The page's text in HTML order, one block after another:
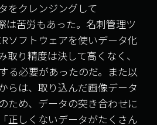
をクレンジングして
は苦労もあった。名刺管理ツ
ソフトウェアを使いデータ化
取り精度は決して高くなく、
る必要があったのだ。また以
らは、取り込んだ画像データ
ため、データの突き合わせに
正しくないデータがたくさん